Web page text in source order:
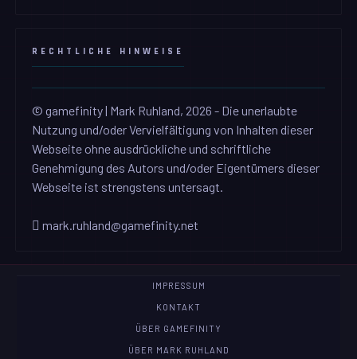
RECHTLICHE HINWEISE
© gamefinity | Mark Ruhland, 2026 - Die unerlaubte
Nutzung und/oder Vervielfältigung von Inhalten dieser
Webseite ohne ausdrückliche und schriftliche
Genehmigung des Autors und/oder Eigentümers dieser
Webseite ist strengstens untersagt.
mark.ruhland@gamefinity.net
IMPRESSUM
KONTAKT
ÜBER GAMEFINITY
ÜBER MARK RUHLAND